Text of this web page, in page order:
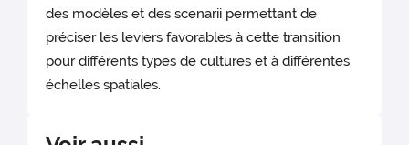
des modèles et des scenarii permettant de
préciser les leviers favorables à cette transition
pour différents types de cultures et à différentes
échelles spatiales.